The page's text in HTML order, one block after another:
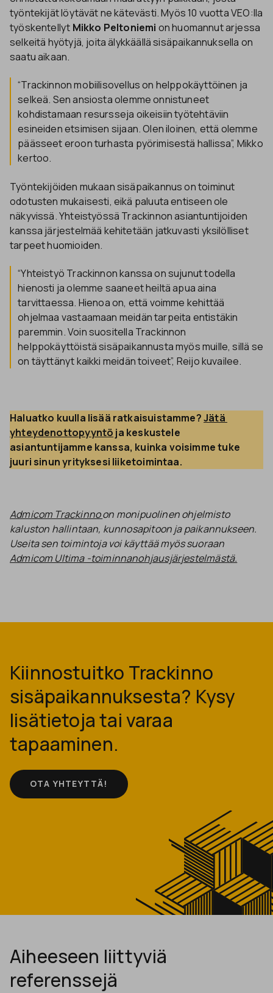
työntekijät löytävät ne kätevästi. Myös 10 vuotta VEO:lla
työskentellyt Mikko Peltoniemi on huomannut arjessa
selkeitä hyötyjä, joita älykkäällä sisäpaikannuksella on
saatu aikaan.
“Trackinnon mobiilisovellus on helppokäyttöinen ja
selkeä. Sen ansiosta olemme onnistuneet
kohdistamaan resursseja oikeisiin työtehtäviin
esineiden etsimisen sijaan. Olen iloinen, että olemme
päässeet eroon turhasta pyörimisestä hallissa”, Mikko
kertoo.
Työntekijöiden mukaan sisäpaikannus on toiminut
odotusten mukaisesti, eikä paluuta entiseen ole
näkyvissä. Yhteistyössä Trackinnon asiantuntijoiden
kanssa järjestelmää kehitetään jatkuvasti yksilölliset
tarpeet huomioiden.
“Yhteistyö Trackinnon kanssa on sujunut todella
hienosti ja olemme saaneet heiltä apua aina
tarvittaessa. Hienoa on, että voimme kehittää
ohjelmaa vastaamaan meidän tarpeita entistäkin
paremmin. Voin suositella Trackinnon
helppokäyttöistä sisäpaikannusta myös muille, sillä se
on täyttänyt kaikki meidän toiveet”, Reijo kuvailee.
Haluatko kuulla lisää ratkaisuistamme? Jätä
yhteydenottopyyntö ja keskustele
asiantuntijamme kanssa, kuinka voisimme tuke
juuri sinun yrityksesi liiketoimintaa.
Admicom Trackinnoon monipuolinen ohjelmisto
kaluston hallintaan, kunnosapitoon ja paikannukseen.
Useita sen toimintoja voi käyttää myös suoraan
Admicom Ultima -toiminnanohjausjärjestelmästä.
Kiinnostuitko Trackinno
sisäpaikannuksesta? Kysy
lisätietoja tai varaa
tapaaminen.
OTA YHTEYTTÄ!
Aiheeseen liittyviä
referenssejä